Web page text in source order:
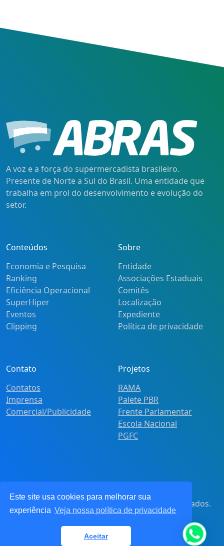
Este site usa cookies para melhorar sua
experiência Veja nossa política de privacidade
Aceitar
A voz e a força do supermercadista brasileiro.
Presente de Norte a Sul do Brasil. Uma entidade que
trabalha em prol do desenvolvimento e evolução do
setor.
Conteúdos
Economia e Pesquisa
Ranking
Eficiência Operacional
SuperHiper
Eventos
Clipping
Sobre
Entidade
Associações Estaduais
Comitês
Localização
Expediente
Política de privacidade
Contato
Contatos
Imprensa
Comercial/Publicidade
Projetos
RAMA
Palete PBR
Frente Parlamentar
Escola Nacional
PGFC
Pot&Pracy
. Todos os direitos reservados.
CNPJ: 62.360.268.0001/91